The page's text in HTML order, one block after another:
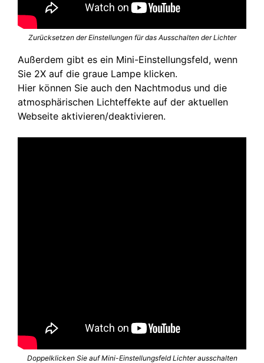
Zurücksetzen der Einstellungen für das Ausschalten der Lichter
Außerdem gibt es ein Mini-Einstellungsfeld, wenn
Sie 2X auf die graue Lampe klicken.
Hier können Sie auch den Nachtmodus und die
atmosphärischen Lichteffekte auf der aktuellen
Webseite aktivieren/deaktivieren.
Doppelklicken Sie auf Mini-Einstellungsfeld Lichter ausschalten